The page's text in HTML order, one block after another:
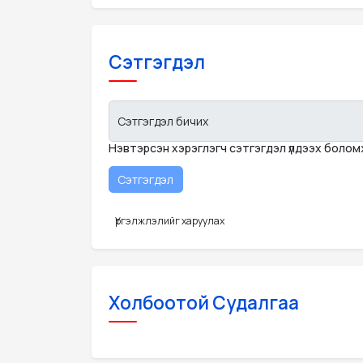
Сэтгэгдэл
Сэтгэгдэл бичих
Нэвтэрсэн хэрэглэгч сэтгэгдэл үлдээх
Үргэлжлэлийг харуулах
Холбоотой Судалгаа